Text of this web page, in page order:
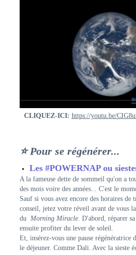
CLIQUEZ-ICI: https://youtu.be/
⭐ Pour se régénérer...
Les #POWERNAP ou
A la fameuse dette de sommeil qu'on a
des mois voire des années... C'est le
Sauf si vous avez encore des horaires de
conseil, jetez votre réveil avant de vous
du Morning Miracle. D'abord, réparer
ensuite profiter du lever de soleil.
Et, insérez-vous une pause régénératrice
le déjeuner. Comme Dali. Avec la sieste